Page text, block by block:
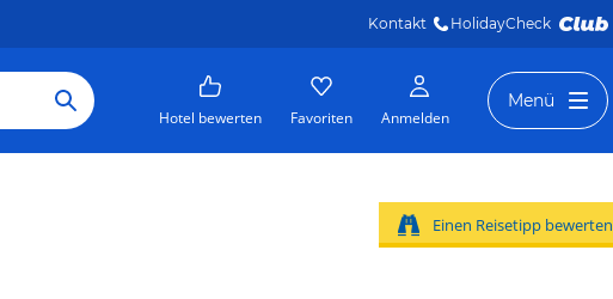
Kontakt HolidayCheck
Hotel bewerten Favoriten Anmelden
Menü
Einen Reisetipp bewerten